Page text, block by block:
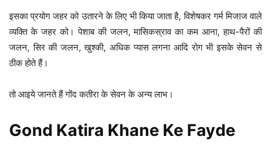
इसका प्रयोग जहर को उतारने के लिए भी किया जाता है, विशेषकर गर्म मिजाज वाले
व्यक्ति के जहर को। पेशाब की जलन, मासिकस्राव का कम आना, हाथ-पैरों की
जलन, सिर की जलन, खुश्की, अधिक प्यास लगना आदि रोग भी इसके सेवन से
ठीक होते हैं।
तो आइये जानते हैं गोंद कतीरा के सेवन के अन्य लाभ।
Gond Katira Khane Ke Fayde